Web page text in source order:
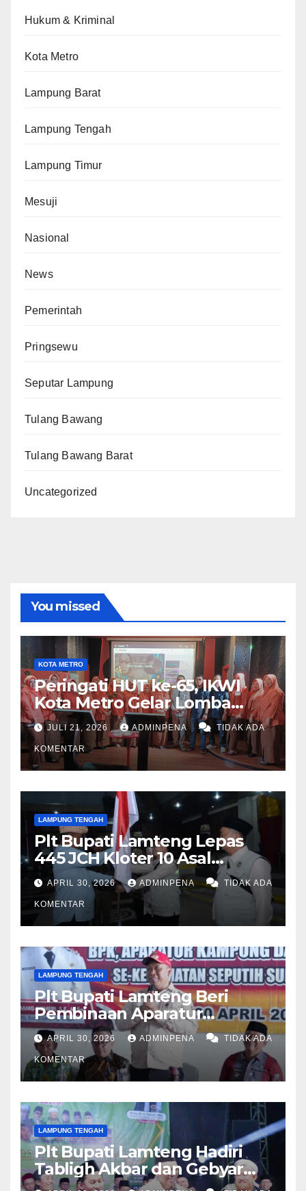
Hukum & Kriminal
Kota Metro
Lampung Barat
Lampung Tengah
Lampung Timur
Mesuji
Nasional
News
Pemerintah
Pringsewu
Seputar Lampung
Tulang Bawang
Tulang Bawang Barat
Uncategorized
You missed
KOTA METRO
Peringati HUT ke-65, IKWI
Kota Metro Gelar Lomba
Fashion Show
JULI 21, 2026 ADMINPENA TIDAK ADA
KOMENTAR
LAMPUNG TENGAH
Plt Bupati Lamteng Lepas
445 JCH Kloter 10 Asal
Lamteng
APRIL 30, 2026 ADMINPENA TIDAK ADA
KOMENTAR
LAMPUNG TENGAH
Plt Bupati Lamteng Beri
Pembinaan Aparatur
Kampung
APRIL 30, 2026 ADMINPENA TIDAK ADA
KOMENTAR
LAMPUNG TENGAH
Plt Bupati Lamteng Hadiri
Tabligh Akbar dan Gebyar
Sholawat JASKO di Ponpes